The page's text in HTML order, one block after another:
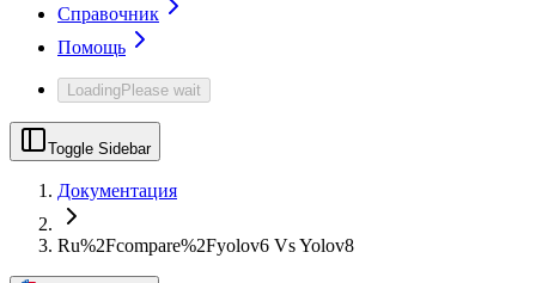
Справочник
Помощь
LoadingPlease wait
Toggle Sidebar
Документация
Ru%2Fcompare%2Fyolov6 Vs Yolov8